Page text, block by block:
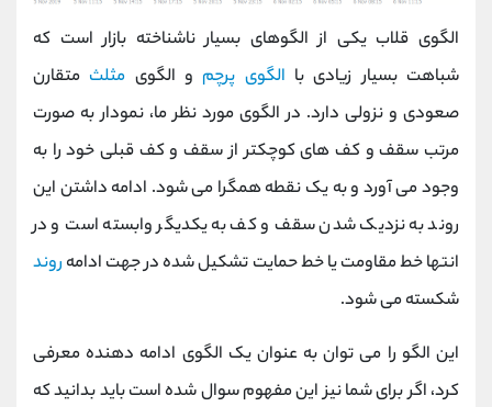
الگوی قلاب یکی از الگوهای بسیار ناشناخته بازار است که
شباهت بسیار زیادی با الگوی پرچم و الگوی مثلث متقارن
صعودی و نزولی دارد. در الگوی مورد نظر ما، نمودار به صورت
مرتب سقف و کف های کوچکتر از سقف و کف قبلی خود را به
وجود می آورد و به یک نقطه همگرا می شود. ادامه داشتن این
روند به نزدیک شدن سقف و کف به یکدیگر وابسته است و در
انتهاخط مقاومت یا خط حمایت تشکیل شده در جهت ادامه روند
شکسته می‌ شود.
این الگو را می توان به عنوان یک الگوی ادامه دهنده معرفی
کرد، اگر برای شما نیز این مفهوم سوال شده است باید بدانید که